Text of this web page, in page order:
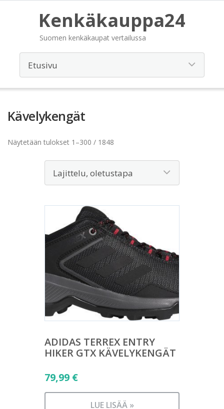
Kenkäkauppa24
Suomen kenkäkaupat vertailussa
Kävelykengät
Näytetään tulokset 1–300 / 1848
ADIDAS TERREX ENTRY
HIKER GTX KÄVELYKENGÄT
79,99 €
LUE LISÄÄ »